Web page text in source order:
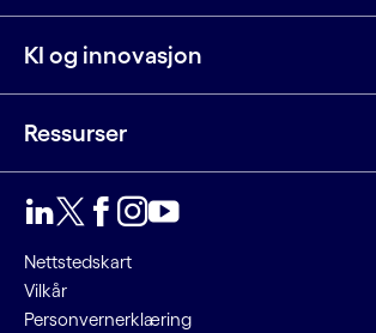
KI og innovasjon
Ressurser
Nettstedskart
Vilkår
Personvernerklæring